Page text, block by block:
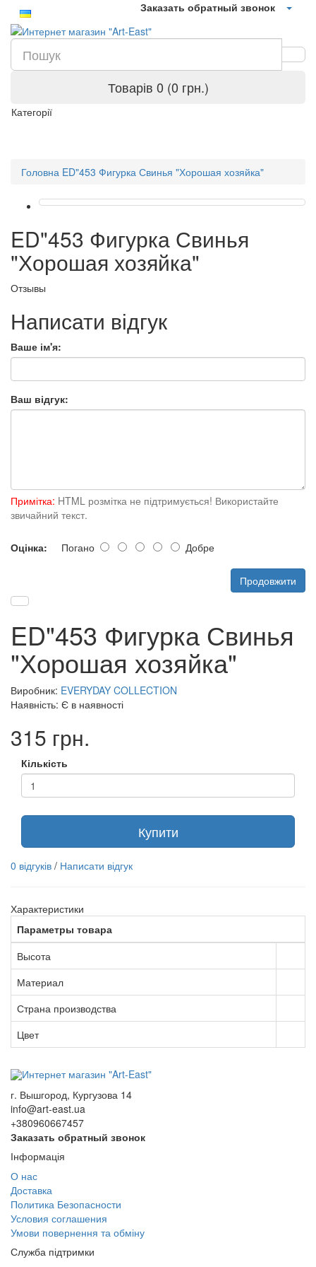
Заказать обратный звонок
Товарів 0 (0 грн.)
Категорії
Головна ED"453 Фигурка Свинья "Хорошая хозяйка"
ED"453 Фигурка Свинья
"Хорошая хозяйка"
Отзывы
Написати відгук
Ваше ім'я:
Ваш відгук:
Примітка: HTML розмітка не підтримується! Використайте
звичайний текст.
Оцінка: Погано Добре
Продовжити
ED"453 Фигурка Свинья
"Хорошая хозяйка"
Виробник: EVERYDAY COLLECTION
Наявність: Є в наявності
315 грн.
Кількість
Купити
0 відгуків / Написати відгук
Характеристики
Параметры товара
Высота
Материал
Страна производства
Цвет
г. Вышгород, Кургузова 14
info@art-east.ua
+380960667457
Заказать обратный звонок
Інформація
О нас
Доставка
Политика Безопасности
Условия соглашения
Умови повернення та обміну
Служба підтримки